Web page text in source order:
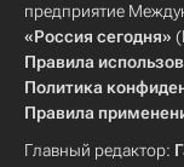
предприятие
«Россия сегодня»
Правила
Политика
Правила
Главный редактор: